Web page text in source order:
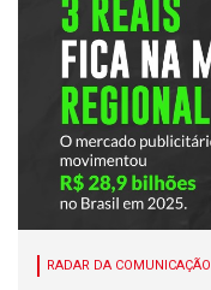
RADAR DA COMUNICAÇÃO